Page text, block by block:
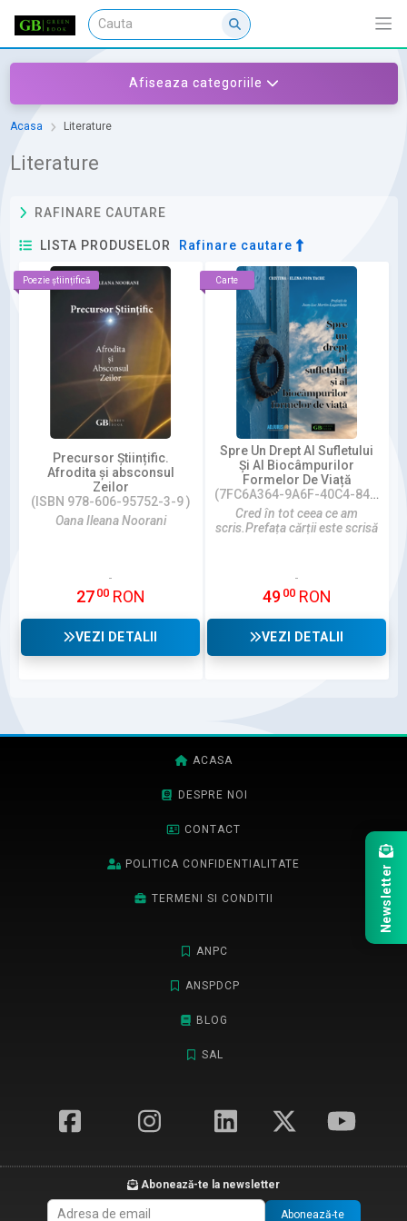
Afiseaza categoriile
Acasa Literature
Literature
RAFINARE CAUTARE
LISTA PRODUSELOR Rafinare cautare
Poezie științifică
Precursor Științific.
Afrodita și absconsul
Zeilor
(ISBN 978-606-95752-3-9 )
Oana Ileana Noorani
27 00 RON
VEZI DETALII
Carte
Spre Un Drept Al Sufletului
Și Al Biocâmpurilor
Formelor De Viață
(7FC6A364-9A6F-40C4-8488-06066ADCAEA5)
Cred în tot ceea ce am
scris.Prefața cărții este scrisă
49 00 RON
VEZI DETALII
ACASA
DESPRE NOI
CONTACT
POLITICA CONFIDENTIALITATE
TERMENI SI CONDITII
ANPC
ANSPDCP
BLOG
SAL
Abonează-te la newsletter
Abonează-te
Newsletter